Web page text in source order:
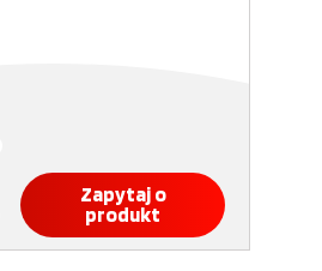
Zapytaj o
produkt